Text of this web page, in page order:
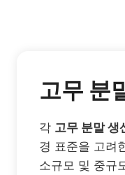
고무 분
각 고무 분말 생
경 표준을 고려
소규모 및 중규